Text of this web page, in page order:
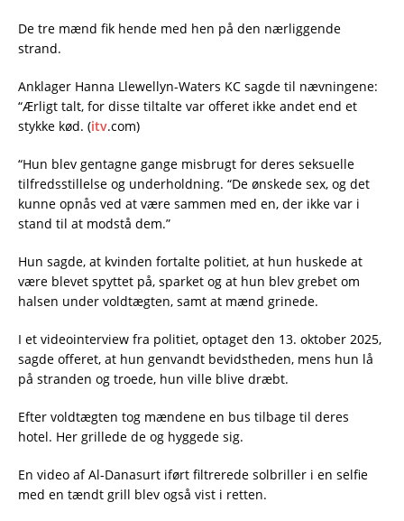
De tre mænd fik hende med hen på den nærliggende
strand.
Anklager Hanna Llewellyn-Waters KC sagde til nævningene:
“Ærligt talt, for disse tiltalte var offeret ikke andet end et
stykke kød. (itv.com)
“Hun blev gentagne gange misbrugt for deres seksuelle
tilfredsstillelse og underholdning. “De ønskede sex, og det
kunne opnås ved at være sammen med en, der ikke var i
stand til at modstå dem.”
Hun sagde, at kvinden fortalte politiet, at hun huskede at
være blevet spyttet på, sparket og at hun blev grebet om
halsen under voldtægten, samt at mænd grinede.
I et videointerview fra politiet, optaget den 13. oktober 2025,
sagde offeret, at hun genvandt bevidstheden, mens hun lå
på stranden og troede, hun ville blive dræbt.
Efter voldtægten tog mændene en bus tilbage til deres
hotel. Her grillede de og hyggede sig.
En video af Al-Danasurt iført filtrerede solbriller i en selfie
med en tændt grill blev også vist i retten.